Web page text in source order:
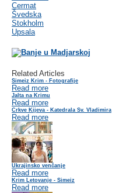
Cermat
Švedska
Stokholm
Upsala
Related Articles
Simeiz Krim - Fotografije
Read more
Jalta na Krimu
Read more
Crkve Kijeva - Katedrala Sv. Vladimira
Read more
Ukrajinsko venčanje
Read more
Krim Letovanje - Simeiz
Read more